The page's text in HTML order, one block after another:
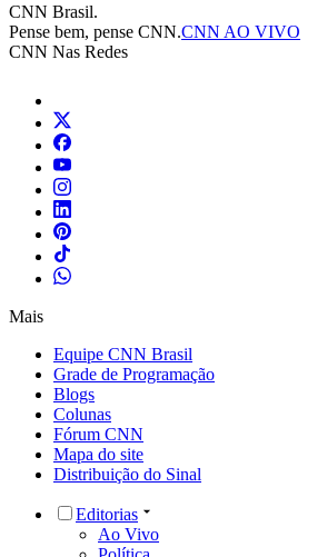
CNN Brasil.
Pense bem, pense CNN.CNN AO VIVO
CNN Nas Redes
Mais
Equipe CNN Brasil
Grade de Programação
Blogs
Colunas
Fórum CNN
Mapa do site
Distribuição do Sinal
Editorias
Ao Vivo